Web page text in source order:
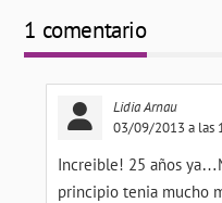
1 comentario
Lidia Arnau
03/09/2013 a las
Increible! 25 años
principio tenia mucho